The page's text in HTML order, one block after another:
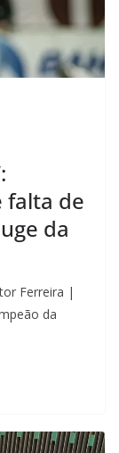
falta de
da
Ferreira |
da